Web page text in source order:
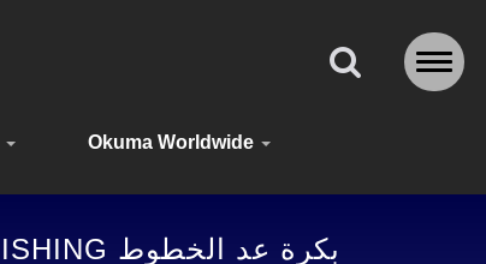
Okuma Worldwide